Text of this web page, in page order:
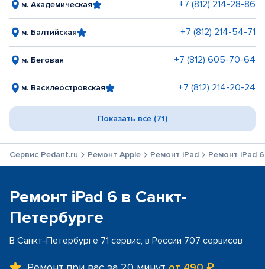
м. Академическая +7 (812) 214-28-86
м. Балтийская +7 (812) 214-54-71
м. Беговая +7 (812) 605-70-64
м. Василеостровская +7 (812) 214-20-24
Показать все (71)
Сервис Pedant.ru Ремонт Apple Ремонт iPad Ремонт iPad 6
Ремонт iPad 6 в Санкт-
Петербурге
В Санкт-Петербурге 71 сервис, в России 707 сервисов